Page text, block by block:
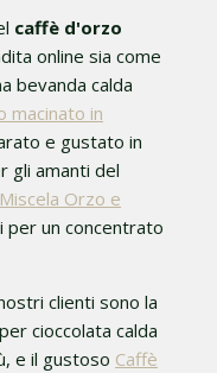
caffè d'orzo
online sia come
bevanda calda
macinato in
e gustato in
gli amanti del
Miscela Orzo e
un concentrato
clienti sono la
cioccolata calda
e il gustoso Caffè